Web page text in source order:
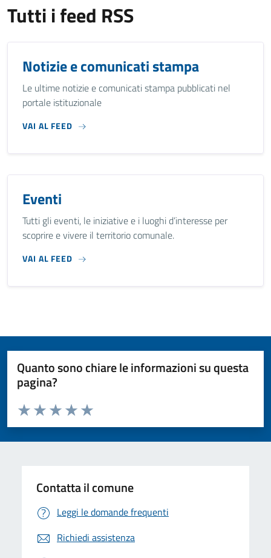
Tutti i feed RSS
Notizie e comunicati stampa
Le ultime notizie e comunicati stampa pubblicati nel
portale istituzionale
VAI AL FEED
Eventi
Tutti gli eventi, le iniziative e i luoghi d’interesse per
scoprire e vivere il territorio comunale.
VAI AL FEED
Quanto sono chiare le informazioni su questa
pagina?
Valuta da 1 a 5 stelle la pagina
Valuta 5 stelle su 5
Valuta 4 stelle su 5
Valuta 3 stelle su 5
Valuta 2 stelle su 5
Valuta 1 stelle su 5
Contatta il comune
Leggi le domande frequenti
Richiedi assistenza